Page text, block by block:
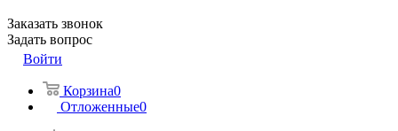
Заказать звонок
Задать вопрос
Войти
Корзина0
Отложенные0